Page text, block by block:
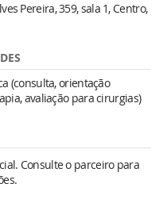
Pereira, 359, sala 1, Centro,
(consulta, orientação
avaliação para cirurgias)
Consulte o parceiro para